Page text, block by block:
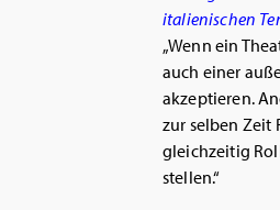
italienischen
„Wenn ein
auch einer
akzeptieren.
zur selben Zeit
gleichzeitig
stellen.“